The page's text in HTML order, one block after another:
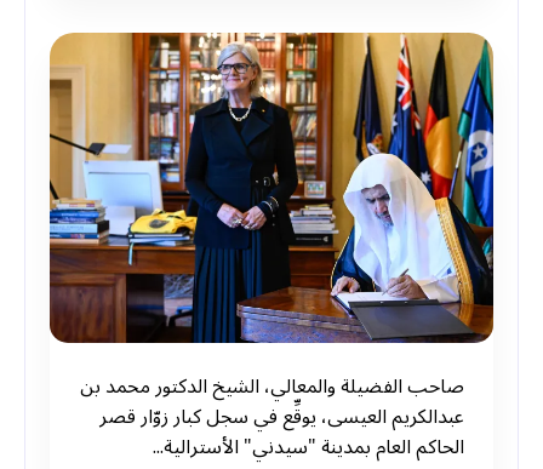
صاحب الفضيلة والمعالي، الشيخ الدكتور محمد بن
عبدالكريم العيسى، يوقِّع في سجل كبار زوّار قصر
الحاكم العام بمدينة "سيدني" الأسترالية...